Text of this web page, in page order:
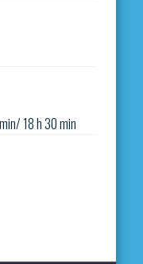
/18 h 30 min